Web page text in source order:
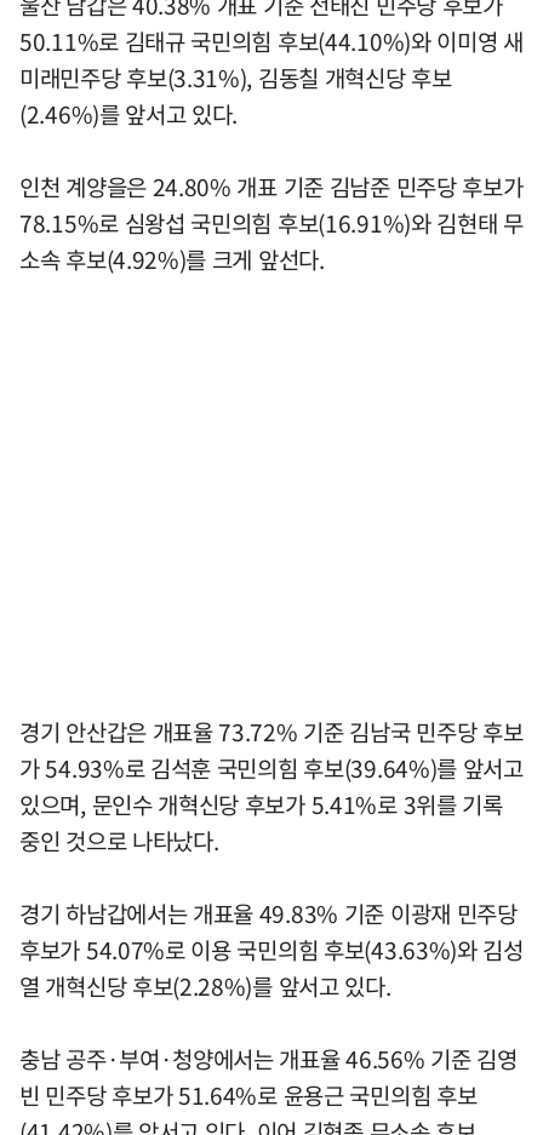
50.11%로 김태규 국민의힘 후보(44.10%)와 이미영 새
미래민주당 후보(3.31%), 김동칠 개혁신당 후보
(2.46%)를 앞서고 있다.
인천 계양을은 24.80% 개표 기준 김남준 민주당 후보가
78.15%로 심왕섭 국민의힘 후보(16.91%)와 김현태 무
소속 후보(4.92%)를 크게 앞선다.
경기 안산갑은 개표율 73.72% 기준 김남국 민주당 후보
가 54.93%로 김석훈 국민의힘 후보(39.64%)를 앞서고
있으며, 문인수 개혁신당 후보가 5.41%로 3위를 기록
중인 것으로 나타났다.
경기 하남갑에서는 개표율 49.83% 기준 이광재 민주당
후보가 54.07%로 이용 국민의힘 후보(43.63%)와 김성
열 개혁신당 후보(2.28%)를 앞서고 있다.
충남 공주·부여·청양에서는 개표율 46.56% 기준 김영
빈 민주당 후보가 51.64%로 윤용근 국민의힘 후보